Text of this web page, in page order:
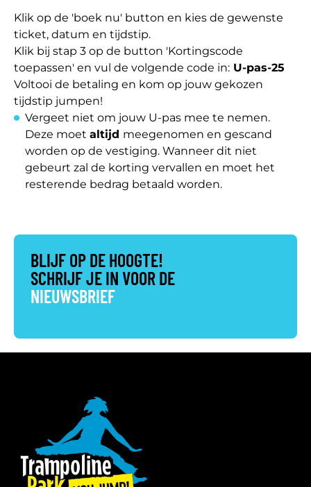
Klik op de 'boek nu' button en kies de gewenste
ticket, datum en tijdstip.
Klik bij stap 3 op de button 'Kortingscode
toepassen' en vul de volgende code in: U-pas-25
Voltooi de betaling en kom op jouw gekozen
tijdstip jumpen!
Vergeet niet om jouw U-pas mee te nemen.
Deze moet altijd meegenomen en gescand
worden op de vestiging. Wanneer dit niet
gebeurt zal de korting vervallen en moet het
resterende bedrag betaald worden.
BLIJF OP DE HOOGTE!
SCHRIJF JE IN VOOR DE
NIEUWSBRIEF